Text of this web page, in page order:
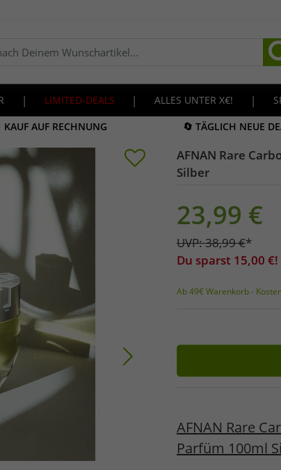
| LIMITED-DEALS | ALLES UNTER X€! |
KAUF AUF RECHNUNG 🔄 TÄGLICH NEUE
AFNAN Rare
Silber
23,99 €
UVP:38,99€*
Du sparst 15,00 €!
Ab 49€ Warenkorb -
AFNAN Rare
Parfüm 100ml